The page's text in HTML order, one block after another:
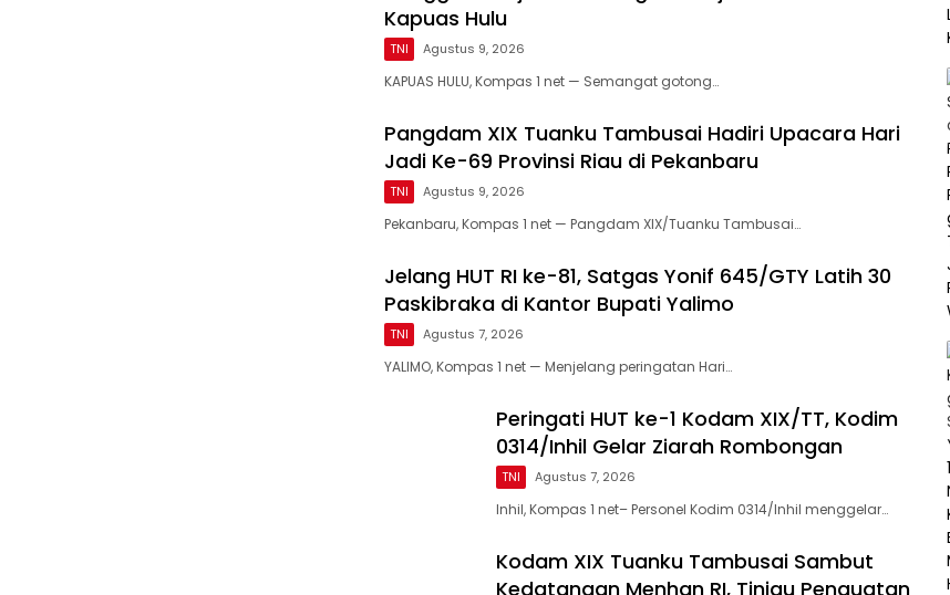
Kapuas Hulu
TNI Agustus 9, 2026
KAPUAS HULU, Kompas 1 net — Semangat gotong…
Pangdam XIX Tuanku Tambusai Hadiri Upacara Hari
Jadi Ke-69 Provinsi Riau di Pekanbaru
TNI Agustus 9, 2026
Pekanbaru, Kompas 1 net — Pangdam XIX/Tuanku Tambusai…
Jelang HUT RI ke-81, Satgas Yonif 645/GTY Latih 30
Paskibraka di Kantor Bupati Yalimo
TNI Agustus 7, 2026
YALIMO, Kompas 1 net — Menjelang peringatan Hari…
Peringati HUT ke-1 Kodam XIX/TT, Kodim
0314/Inhil Gelar Ziarah Rombongan
TNI Agustus 7, 2026
Inhil, Kompas 1 net– Personel Kodim 0314/Inhil menggelar…
Kodam XIX Tuanku Tambusai Sambut
Kedatangan Menhan RI, Tinjau Penguatan